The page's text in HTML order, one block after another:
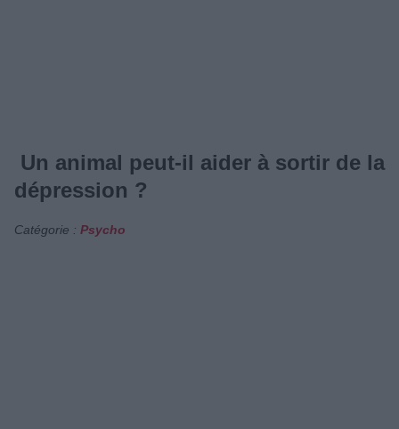
Un animal peut-il aider à sortir de la
dépression ?
Catégorie : Psycho